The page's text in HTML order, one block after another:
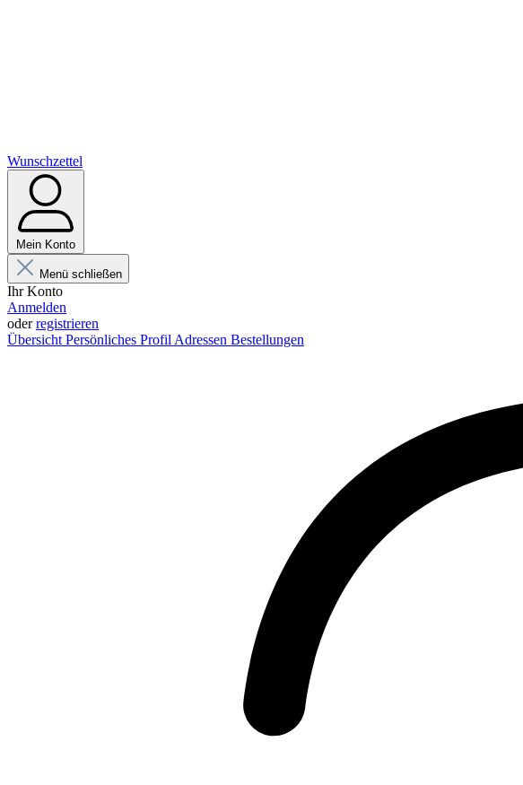
Wunschzettel
Mein Konto
Menü schließen
Ihr Konto
Anmelden
oderregistrieren
Übersicht Persönliches Profil Adressen Bestellungen